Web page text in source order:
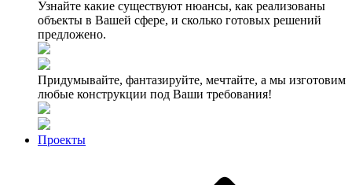
Узнайте какие существуют нюансы, как реализованы
объекты в Вашей сфере, и сколько готовых решений
предложено.
Придумывайте, фантазируйте, мечтайте, а мы изготовим
любые конструкции под Ваши требования!
Проекты